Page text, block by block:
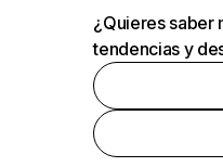
¿Quieres saber
tendencias y